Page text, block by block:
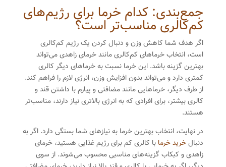
جمع‌بندی: کدام خرما برای رژیم‌های
کم‌کالری مناسب‌تر است؟
اگر هدف شما کاهش وزن و دنبال کردن یک رژیم کم‌کالری
است، انتخاب خرماهای کم‌کالری مانند خرمای زاهدی می‌تواند
بهترین گزینه باشد. این خرما نسبت به خرماهای دیگر کالری
کمتری دارد و می‌تواند بدون افزایش وزن، انرژی لازم را فراهم کند.
از طرف دیگر، خرماهایی مانند مضافتی و پیارم با داشتن قند و
کالری بیشتر، برای افرادی که به انرژی بالاتری نیاز دارند، مناسب‌تر
هستند.
در نهایت، انتخاب بهترین خرما به نیازهای شما بستگی دارد. اگر به
دنبالخرید خرما با کالری کم برای رژیم غذایی هستید، خرمای
زاهدی و کبکاب گزینه‌های مناسبی محسوب می‌شوند. از سوی